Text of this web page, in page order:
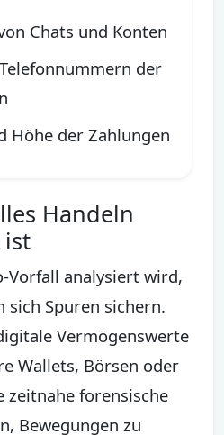
Chats und Konten
der
Höhe der Zahlungen
Handeln
ist
Vorfall analysiert wird,
sich Spuren sichern.
Vermögenswerte
Wallets, Börsen oder
zeitnahe forensische
Bewegungen zu